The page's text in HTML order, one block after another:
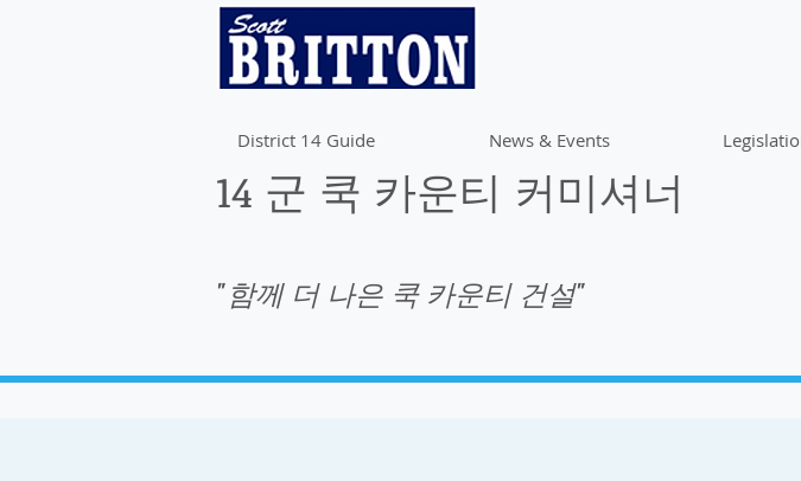
District 14 Guide News & Events
14 군 쿡 카운티 커미셔너
"함께 더 나은 쿡 카운티 건설"